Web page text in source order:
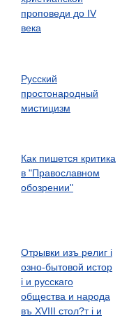
проповеди до IV
века
Русский
простонародный
мистицизм
Как пишется критика
в "Православном
обозрении"
Отрывки изъ религ i
озно-бытовой истор
i и русскаго
общества и народа
въ XVIII стол?т i и